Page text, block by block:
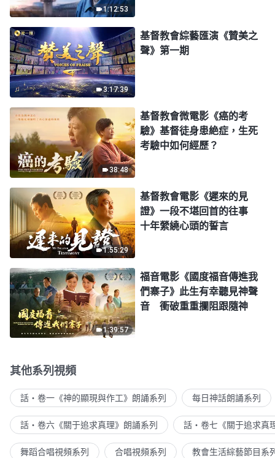
1:12:53
3:17:39
基督教會綜藝匯演《贊美之
聲》第一期
38:48
基督教會微電影《癌的考
驗》基督徒身患絶症，生死
考驗中如何經歷？
1:55:29
基督教會電影《遲來的見
證》一段不堪回首的往事
十年縈繞心頭的誓言
1:39:57
福音電影《國度福音傳進我
們寨子》此生有幸聽見神聲
音 衝破重重攔阻跟隨神
其他系列視頻
話・卷一《神的顯現與作工》朗誦系列 每日神話朗誦系列
話・卷六《關于追求真理》朗誦系列 話・卷七《關于追求真
舞蹈合唱視頻系列 合唱視頻系列 教會生活綜藝節目系